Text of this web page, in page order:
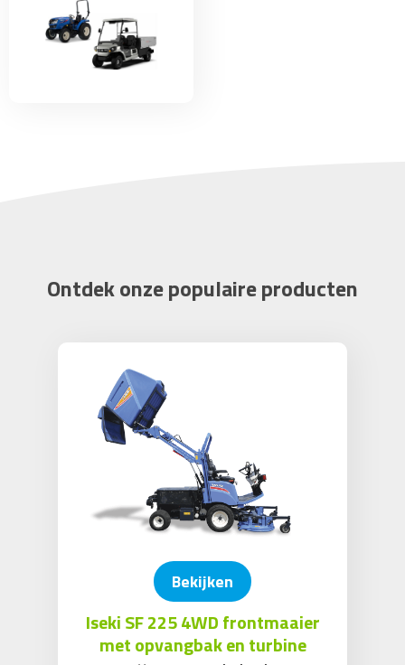
Ontdek onze populaire producten
Bekijken
Iseki SF 225 4WD frontmaaier
met opvangbak en turbine